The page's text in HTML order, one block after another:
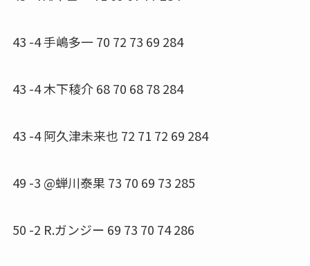
43 -4 手嶋多一 70 72 73 69 284
43 -4 木下稜介 68 70 68 78 284
43 -4 阿久津未来也 72 71 72 69 284
49 -3 @蝉川泰果 73 70 69 73 285
50 -2 R.ガンジー 69 73 70 74 286